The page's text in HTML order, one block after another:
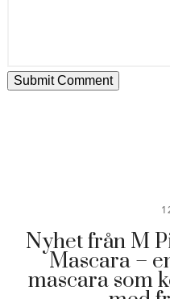
Nyhet från M
Mascara –
mascara som